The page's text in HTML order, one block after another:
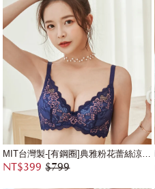
NT$399 $799